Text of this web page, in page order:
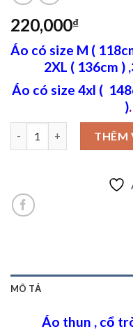
220,000₫
Áo có size M (
2XL ( 136cm )
Áo có size 4xl (
).
Áo thun in chữ Originals
THÊM
MÔ TẢ
Áo thun , cổ